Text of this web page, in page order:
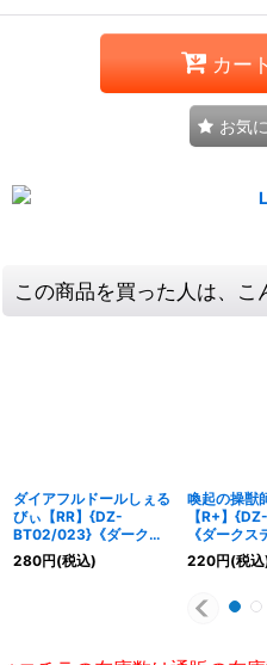
カー
お気
この商品を買った人は、
ダイアフルドールしぇる
びぃ【RR】{DZ-
BT02/023}《ダークス
テイツ》
280円(税込)
喚起の操獣
【R+】
《ダークス
220円(税